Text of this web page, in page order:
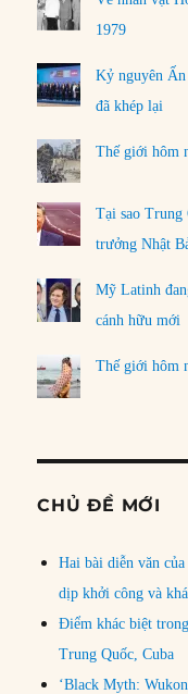
1979
Kỷ nguyên
đã khép lại
Thế giới hôm
Tại sao Trung
trưởng Nhật
Mỹ Latinh
cánh hữu mới
Thế giới hôm
CHỦ ĐỀ MỚI
Hai bài diễn văn
dịp khởi công và
Điểm khác biệt
Trung Quốc, Cuba
‘Black Myth: